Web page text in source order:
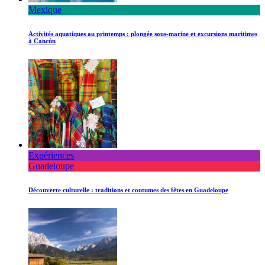
Mexique
Activités aquatiques au printemps : plongée sous-marine et excursions maritimes
à Cancún
Expériences
Guadeloupe
Découverte culturelle : traditions et coutumes des fêtes en Guadeloupe